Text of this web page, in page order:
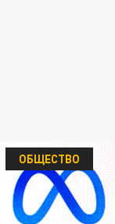
ОБЩЕСТВО